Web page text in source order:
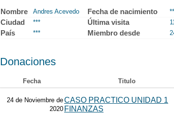
Nombre Andres Acevedo Fecha de nacimiento
Ciudad *** Última visita
País *** Miembro desde
Donaciones
Fecha Titulo
24 de Noviembre de
2020
CASO PRACTICO UNIDAD 1
FINANZAS